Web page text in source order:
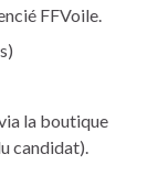
FFVoile.
la boutique
candidat).